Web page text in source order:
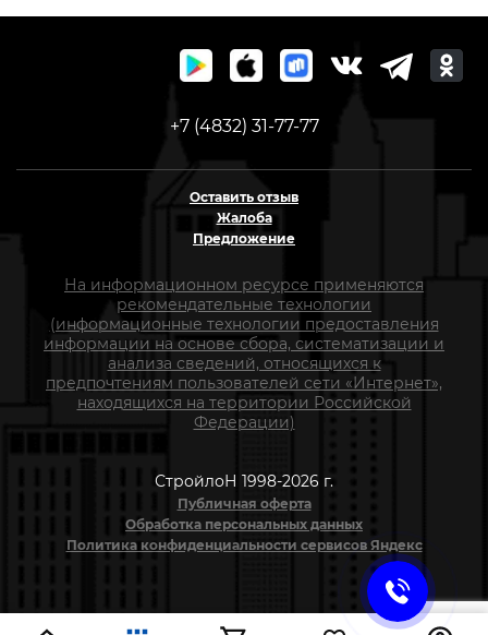
+7 (4832) 31-77-77
Оставить отзыв
Жалоба
Предложение
На информационном ресурсе применяются
рекомендательные технологии
(информационные технологии предоставления
информации на основе сбора, систематизации и
анализа сведений, относящихся к
предпочтениям пользователей сети «Интернет»,
находящихся на территории Российской
Федерации)
СтройлоН 1998-2026 г.
Публичная оферта
Обработка персональных данных
Политика конфиденциальности сервисов Яндекс